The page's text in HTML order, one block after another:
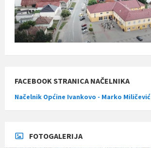
FACEBOOK STRANICA NAČELNIKA
Načelnik Općine Ivankovo - Marko Miličević
FOTOGALERIJA